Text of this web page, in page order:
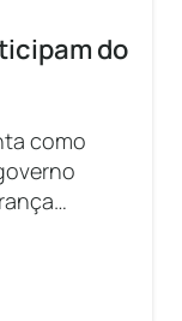
do
como